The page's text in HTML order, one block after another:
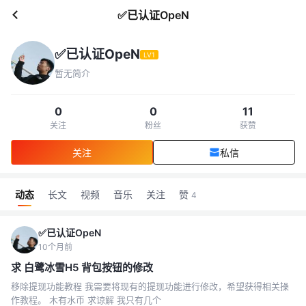
✅已认证OpeN
✅已认证OpeN LV1
暂无简介
0
关注
0
粉丝
11
获赞
关注 私信
动态 长文 视频 音乐 关注 赞 4
✅已认证OpeN
10个月前
求 白鹭冰雪H5 背包按钮的修改
移除提现功能教程 我需要将现有的提现功能进行修改，希望获得相关操
作教程。 木有水币 求谅解 我只有几个